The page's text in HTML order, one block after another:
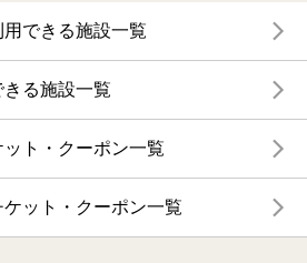
できる施設一覧
る施設一覧
ト・クーポン一覧
ット・クーポン一覧